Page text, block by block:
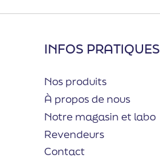
INFOS PRATIQUES
Nos produits
À propos de nous
Notre magasin et labo
Revendeurs
Contact